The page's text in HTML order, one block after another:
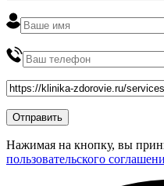
Нажимая на кнопку, вы
пользовательского